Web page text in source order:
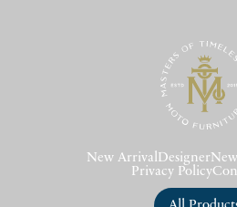
New Arrival Designer
Privacy Policy